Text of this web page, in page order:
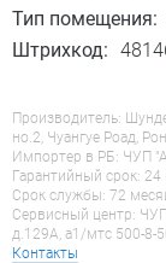
Тип помещения:
Штрихкод:
Производитель:
но.2, Чуангуе Роад,
Импортер в РБ: ЧУП
Гарантийный срок: 24
Срок службы: 72
Сервисный центр: ЧУП
д.129А, a1/мтс 500-8-
Контакты